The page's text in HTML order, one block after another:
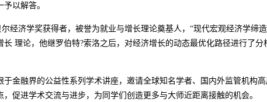
以解答。
经济学奖获得者，被誉为就业与增长理论奠基人，“现代宏观经济学缔
理论，他继罗伯特?索洛之后，对经济增长的动态最优化路径进行了分
金融界的公益性系列学术讲座，邀请全球知名学者、国内外监管机构
促进学术交流与进步，为同学们创造更多与大师近距离接触的机会。